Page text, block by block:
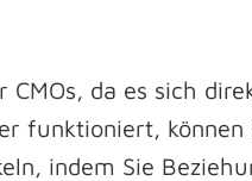
da es sich
funktioniert,
indem Sie